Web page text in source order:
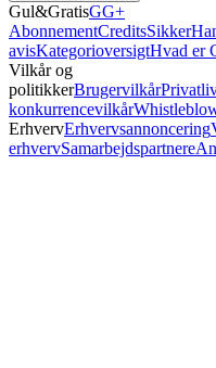
Gul&GratisGG+
AbonnementCredits
avisKategorioversigtHvad er
Vilkår og
politikkerBrugervilkår
konkurrencevilkår
ErhvervErhvervsannoncering
erhvervSamarbejdspartnere